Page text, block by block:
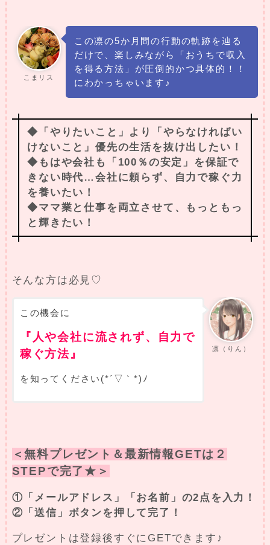
こまリス
この凛の5か月間の行動の軌跡を辿る
だけで、楽しみながら「おうちで収入
を得る方法」が圧倒的かつ具体的！！
にわかっちゃいます♪
◆「やりたいこと」より「やらなければい
けないこと」優先の生活を抜け出したい！
◆もはや会社も「100％の安定」を保証で
きない時代…会社に頼らず、自力で稼ぐ力
を養いたい！
◆ママ業と仕事を両立させて、もっともっ
と輝きたい！
そんな方は必見♡
凛（りん）
この機会に
『人や会社に流されず、自力で
稼ぐ方法』
を知ってください(*´▽｀*)ﾉ
＜無料プレゼント＆最新情報GETは２
STEPで完了★＞
①「メールアドレス」「お名前」の2点を入力！
②「送信」ボタンを押して完了！
プレゼントは登録後すぐにGETできます♪